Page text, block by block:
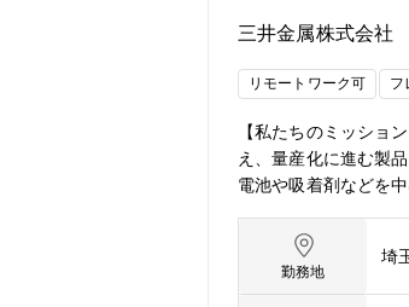
三井金属株式会社
リモートワーク可 フ
【私たちのミッショ
え、量産化に進む製
電池や吸着剤などを
進み、その過程で設
ムをつなぐ立場とし
理解を進めていただ
勤務地
埼